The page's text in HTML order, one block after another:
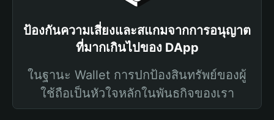
ป้องกันความเสี่ยงและสแกมจากการอนุญาต
ที่มากเกินไปของ DApp
ในฐานะ Wallet การปกป้องสินทรัพย์ของผู้
ใช้ถือเป็นหัวใจหลักในพันธกิจของเรา